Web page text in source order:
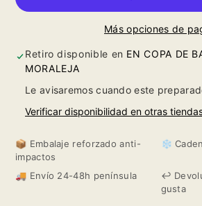
WhiskyWhisky
Jameson
Más opciones de
Retiro disponible en EN COPA DE
MORALEJA
Le avisaremos cuando este
Verificar disponibilidad en otras
📦 Embalaje reforzado anti-
impactos
❄️
🚚 Envío 24-48h península
↩️
gusta